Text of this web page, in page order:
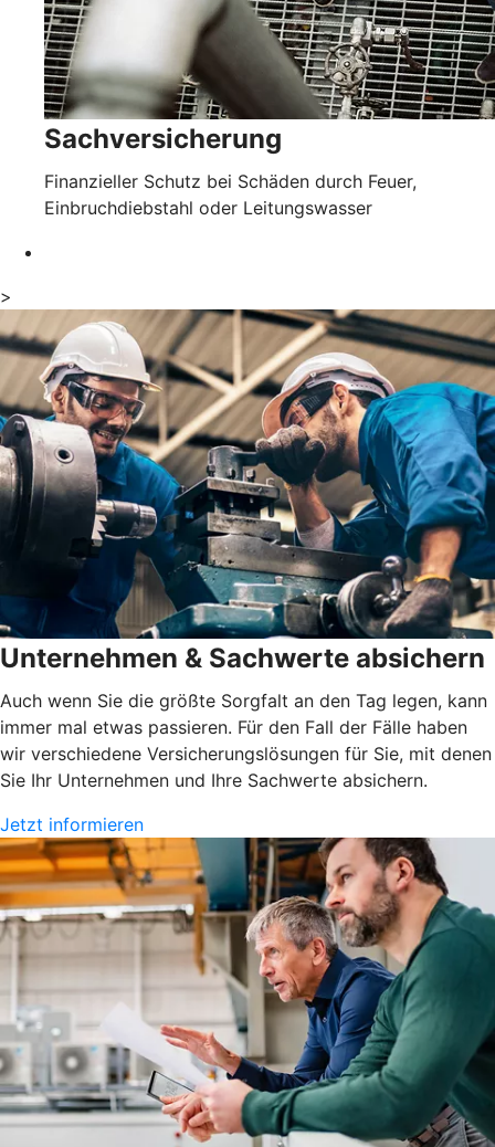
Sachversicherung
Finanzieller Schutz bei Schäden durch Feuer,
Einbruchdiebstahl oder Leitungswasser
>
Unternehmen & Sachwerte absichern
Auch wenn Sie die größte Sorgfalt an den Tag legen, kann
immer mal etwas passieren. Für den Fall der Fälle haben
wir verschiedene Versicherungslösungen für Sie, mit denen
Sie Ihr Unternehmen und Ihre Sachwerte absichern.
Jetzt informieren